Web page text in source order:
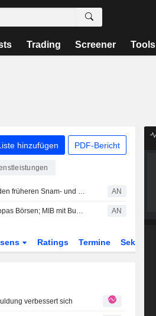
Trading Screener Tools
hinzufügen PDF-Bericht
E-Novia beruft den früheren Snam- und Eni-Manager Alessio Torelli zum neuen CEO AN
Auftrieb an Europas Börsen; MIB mit Buzzi vorn AN
Ratings Termine Sektor
verbessert sich